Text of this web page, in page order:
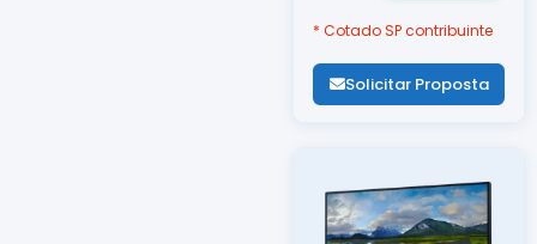
* Cotado SP contribuinte
Solicitar Proposta